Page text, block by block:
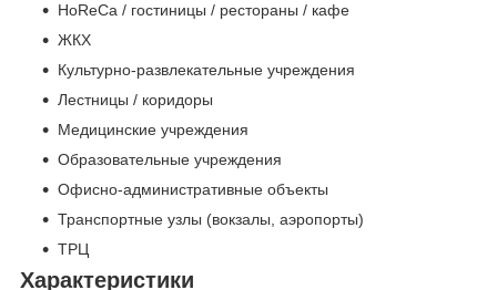
HoReCa / гостиницы / рестораны / кафе
ЖКХ
Культурно-развлекательные учреждения
Лестницы / коридоры
Медицинские учреждения
Образовательные учреждения
Офисно-административные объекты
Транспортные узлы (вокзалы, аэропорты)
ТРЦ
Характеристики